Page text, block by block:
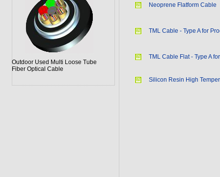
Outdoor Used Multi Loose Tube
Fiber Optical Cable
Neoprene Flatform Cable
TML Cable - Type A for
TML Cable Flat - Type A
Silicon Resin High